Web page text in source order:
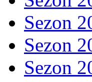
Sezon
Sezon
Sezon